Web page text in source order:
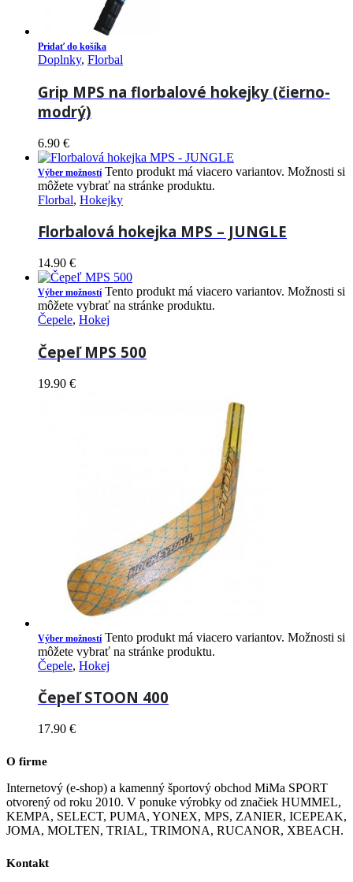
Pridať do košíka
Doplnky, Florbal
Grip MPS na florbalové hokejky (čierno-
modrý)
6.90 €
Výber možností Tento produkt má viacero variantov. Možnosti si
môžete vybrať na stránke produktu.
Florbal, Hokejky
Florbalová hokejka MPS – JUNGLE
14.90 €
Výber možností Tento produkt má viacero variantov. Možnosti si
môžete vybrať na stránke produktu.
Čepele, Hokej
Čepeľ MPS 500
19.90 €
Výber možností Tento produkt má viacero variantov. Možnosti si
môžete vybrať na stránke produktu.
Čepele, Hokej
Čepeľ STOON 400
17.90 €
O firme
Internetový (e-shop) a kamenný športový obchod MiMa SPORT
otvorený od roku 2010. V ponuke výrobky od značiek HUMMEL,
KEMPA, SELECT, PUMA, YONEX, MPS, ZANIER, ICEPEAK,
JOMA, MOLTEN, TRIAL, TRIMONA, RUCANOR, XBEACH.
Kontakt